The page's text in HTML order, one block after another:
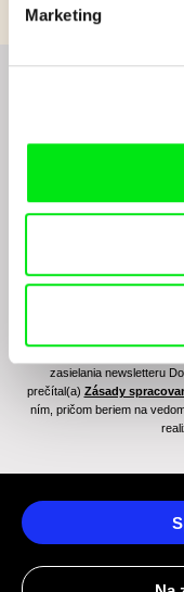
Marketing
Chcete byť
zasielania newsletteru
prečítal(a) Zásady
ním, pričom beriem na